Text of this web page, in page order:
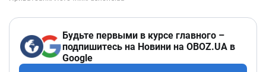
Будьте первыми в курсе главного –
подпишитесь на Новини на OBOZ.UA в
Google